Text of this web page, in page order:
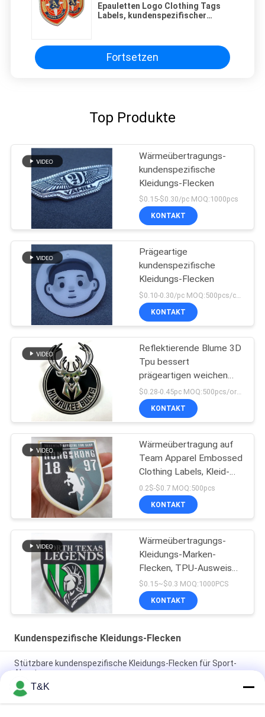
Epauletten Logo Clothing Tags
Labels, kundenspezifischer
Fortsetzen
Top Produkte
Wärmeübertragungs-
kundenspezifische
Kleidungs-Flecken
$0.15-$0.30/pc MOQ:1000pcs
KONTAKT
Prägeartige
kundenspezifische
Kleidungs-Flecken
$0.10-0.30/pc MOQ:500pcs/color
KONTAKT
Reflektierende Blume 3D
Tpu bessert
prägeartigen weichen
Applikations-
Hochfrequenzausweis
aus
KONTAKT
Wärmeübertragung auf
Team Apparel Embossed
Clothing Labels, Kleid-
Tpu-Ausweis
0.2$-$0.7 MOQ:500pcs
KONTAKT
Wärmeübertragungs-
Kleidungs-Marken-
Flecken, TPU-Ausweis
für Team Apparel
$0.15~$0.3 MOQ:1000PCS
KONTAKT
Kundenspezifische Kleidungs-Flecken
Stützbare kundenspezifische Kleidungs-Flecken für Sport-
Abnutzung
Druck Flecken Haupt-Logo For Famous Brand der Logo
Wärmeübertragungs-TPU
T&K